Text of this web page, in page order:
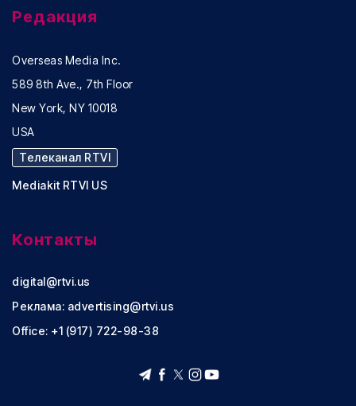
Редакция
Overseas Media Inc.
589 8th Ave., 7th Floor
New York, NY 10018
USA
Телеканал RTVI
Mediakit RTVI US
Контакты
digital@rtvi.us
Реклама: advertising@rtvi.us
Office: +1 (917) 722-98-38